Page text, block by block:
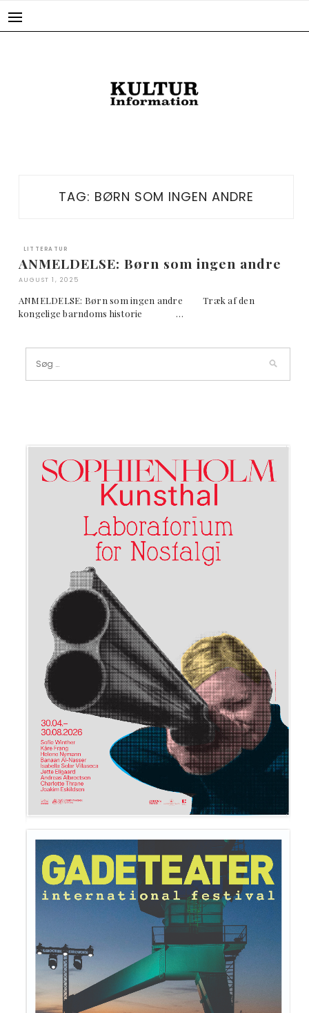
TAG: BØRN SOM INGEN ANDRE
LITTERATUR
ANMELDELSE: Børn som ingen andre
AUGUST 1, 2025
ANMELDELSE: Børn som ingen andre Træk af den
kongelige barndoms historie …